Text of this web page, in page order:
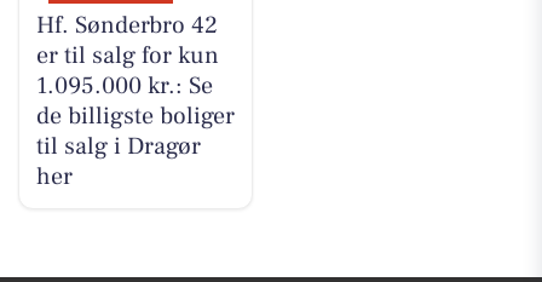
Hf. Sønderbro 42
er til salg for kun
1.095.000 kr.: Se
de billigste boliger
til salg i Dragør
her